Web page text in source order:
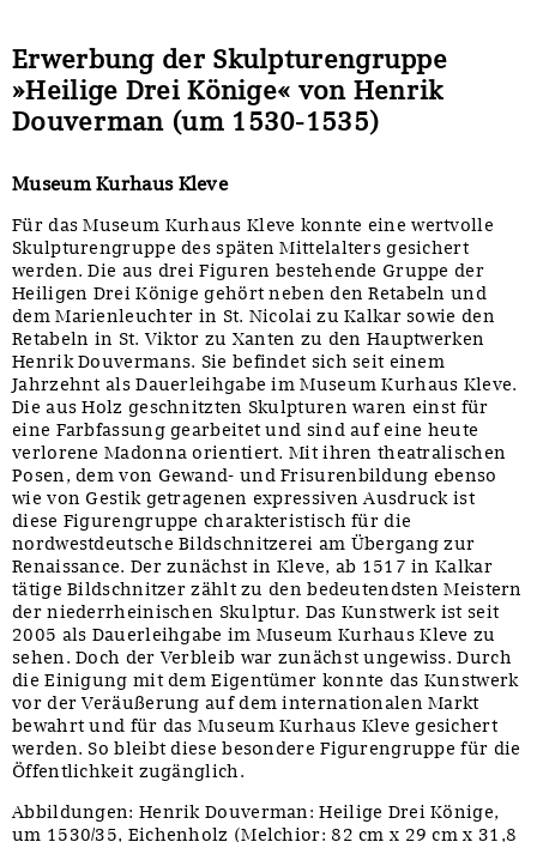
Erwerbung der Skulpturengruppe
»Heilige Drei Könige« von Henrik
Douverman (um 1530-1535)
Museum Kurhaus Kleve
Für das Museum Kurhaus Kleve konnte eine wertvolle
Skulpturengruppe des späten Mittelalters gesichert
werden. Die aus drei Figuren bestehende Gruppe der
Heiligen Drei Könige gehört neben den Retabeln und
dem Marienleuchter in St. Nicolai zu Kalkar sowie den
Retabeln in St. Viktor zu Xanten zu den Hauptwerken
Henrik Douvermans. Sie befindet sich seit einem
Jahrzehnt als Dauerleihgabe im Museum Kurhaus Kleve.
Die aus Holz geschnitzten Skulpturen waren einst für
eine Farbfassung gearbeitet und sind auf eine heute
verlorene Madonna orientiert. Mit ihren theatralischen
Posen, dem von Gewand- und Frisurenbildung ebenso
wie von Gestik getragenen expressiven Ausdruck ist
diese Figurengruppe charakteristisch für die
nordwestdeutsche Bildschnitzerei am Übergang zur
Renaissance. Der zunächst in Kleve, ab 1517 in Kalkar
tätige Bildschnitzer zählt zu den bedeutendsten Meistern
der niederrheinischen Skulptur. Das Kunstwerk ist seit
2005 als Dauerleihgabe im Museum Kurhaus Kleve zu
sehen. Doch der Verbleib war zunächst ungewiss. Durch
die Einigung mit dem Eigentümer konnte das Kunstwerk
vor der Veräußerung auf dem internationalen Markt
bewahrt und für das Museum Kurhaus Kleve gesichert
werden. So bleibt diese besondere Figurengruppe für die
Öffentlichkeit zugänglich.
Abbildungen: Henrik Douverman: Heilige Drei Könige,
um 1530/35, Eichenholz (Melchior: 82 cm x 29 cm x 31,8